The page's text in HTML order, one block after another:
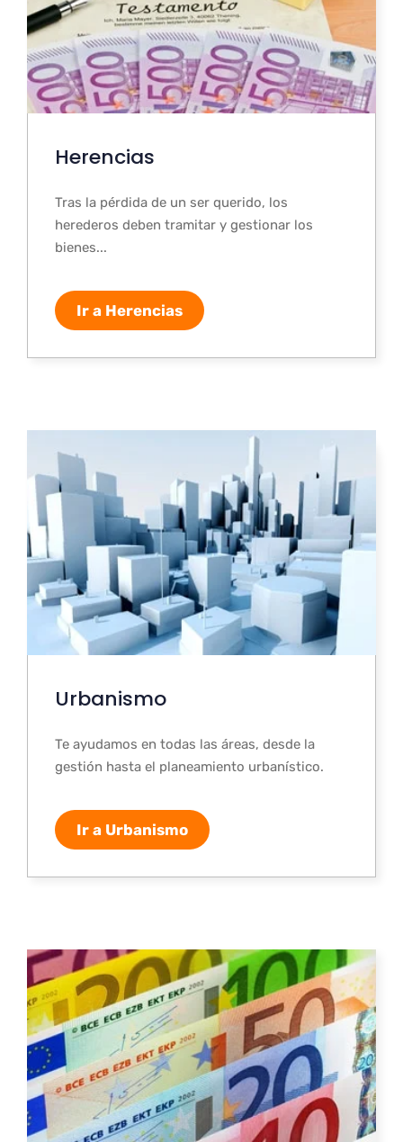
Herencias
Tras la pérdida de un ser querido, los
herederos deben tramitar y gestionar los
bienes...
Ir a Herencias
Urbanismo
Te ayudamos en todas las áreas, desde la
gestión hasta el planeamiento urbanístico.
Ir a Urbanismo